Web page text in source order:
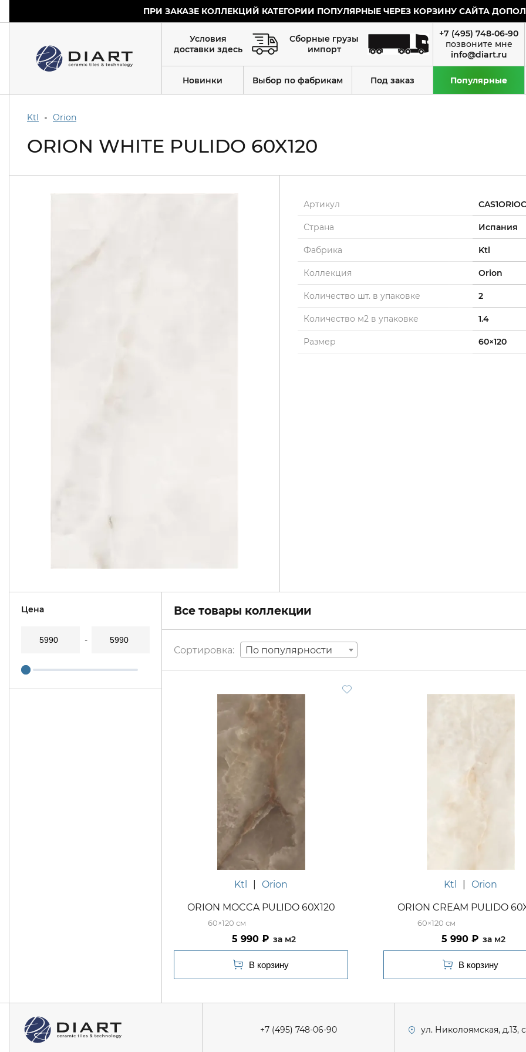
ПРИ ЗАКАЗЕ КОЛЛЕКЦИЙ КАТЕГОРИИ ПОПУЛЯРНЫЕ ЧЕРЕЗ КОРЗИНУ САЙТА
Условия
доставки здесь
Сборные грузы
импорт
+7 (495) 748-06-90
info@diart.ru
Новинки Выбор по фабрикам Под заказ Популярные
Ktl Orion
ORION WHITE PULIDO 60X120
Артикул
Страна Испания
Фабрика Ktl
Коллекция Orion
Количество шт. в упаковке 2
Количество м2 в упаковке 1.4
Размер 60×120
Цена Все товары коллекции
По популярности
Ktl Orion
ORION MOCCA PULIDO 60X120
60×120
5 990 м2
Ktl Orion
ORION CREAM PULIDO
60×120
5 990 м2
+7 (495) 748-06-90 ул. Николоямская, д.13,